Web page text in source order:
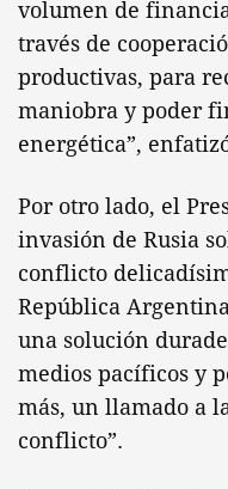
volumen de
través de
productivas, para
maniobra y poder
energética”,
Por otro lado, el
invasión de Rusia
conflicto
República
una solución
medios pacíficos y
más, un llamado a
conflicto”.